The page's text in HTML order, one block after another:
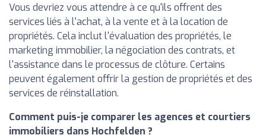
Vous devriez vous attendre à ce qu'ils offrent des
services liés à l'achat, à la vente et à la location de
propriétés. Cela inclut l'évaluation des propriétés, le
marketing immobilier, la négociation des contrats, et
l'assistance dans le processus de clôture. Certains
peuvent également offrir la gestion de propriétés et des
services de réinstallation.
Comment puis-je comparer les agences et courtiers
immobiliers dans Hochfelden ?